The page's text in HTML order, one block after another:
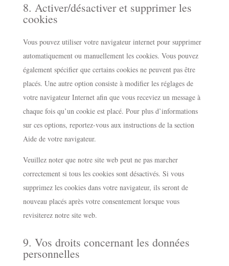
8. Activer/désactiver et supprimer les
cookies
Vous pouvez utiliser votre navigateur internet pour supprimer
automatiquement ou manuellement les cookies. Vous pouvez
également spécifier que certains cookies ne peuvent pas être
placés. Une autre option consiste à modifier les réglages de
votre navigateur Internet afin que vous receviez un message à
chaque fois qu’un cookie est placé. Pour plus d’informations
sur ces options, reportez-vous aux instructions de la section
Aide de votre navigateur.
Veuillez noter que notre site web peut ne pas marcher
correctement si tous les cookies sont désactivés. Si vous
supprimez les cookies dans votre navigateur, ils seront de
nouveau placés après votre consentement lorsque vous
revisiterez notre site web.
9. Vos droits concernant les données
personnelles